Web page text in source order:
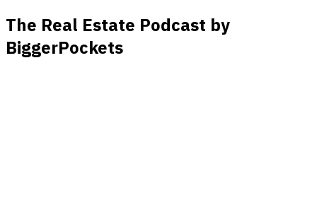
The Real Estate Podcast by
BiggerPockets